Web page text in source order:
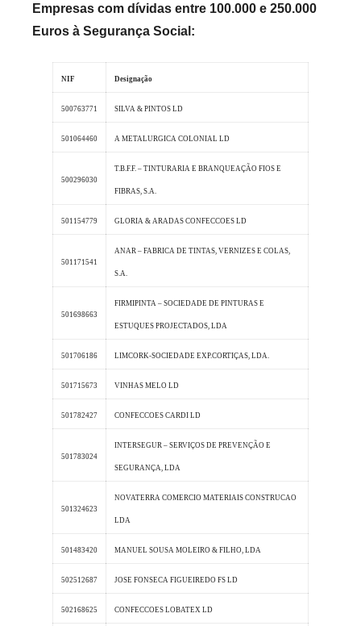
Empresas com dívidas entre 100.000 e 250.000
Euros à Segurança Social:
NIF Designação
500763771 SILVA & PINTOS LD
501064460 A METALURGICA COLONIAL LD
500296030
T.B.F.F. – TINTURARIA E BRANQUEAÇÃO FIOS E
FIBRAS, S.A.
501154779 GLORIA & ARADAS CONFECCOES LD
501171541
ANAR – FABRICA DE TINTAS, VERNIZES E COLAS,
S.A.
501698663
FIRMIPINTA – SOCIEDADE DE PINTURAS E
ESTUQUES PROJECTADOS, LDA
501706186 LIMCORK-SOCIEDADE EXP.CORTIÇAS, LDA.
501715673 VINHAS MELO LD
501782427 CONFECCOES CARDI LD
501783024
INTERSEGUR – SERVIÇOS DE PREVENÇÃO E
SEGURANÇA, LDA
501324623
NOVATERRA COMERCIO MATERIAIS CONSTRUCAO
LDA
501483420 MANUEL SOUSA MOLEIRO & FILHO, LDA
502512687 JOSE FONSECA FIGUEIREDO FS LD
502168625 CONFECCOES LOBATEX LD